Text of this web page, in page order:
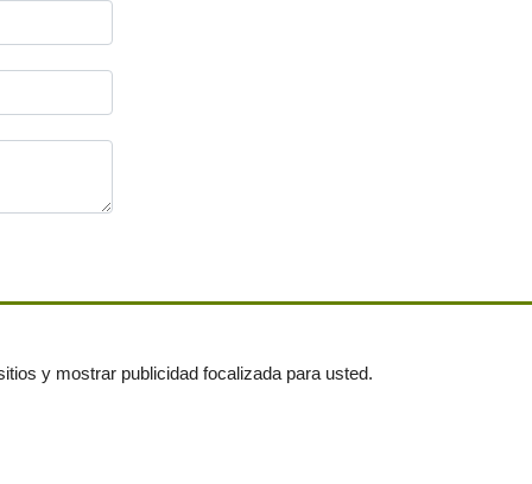
frecuentes
y mostrar publicidad focalizada para usted.